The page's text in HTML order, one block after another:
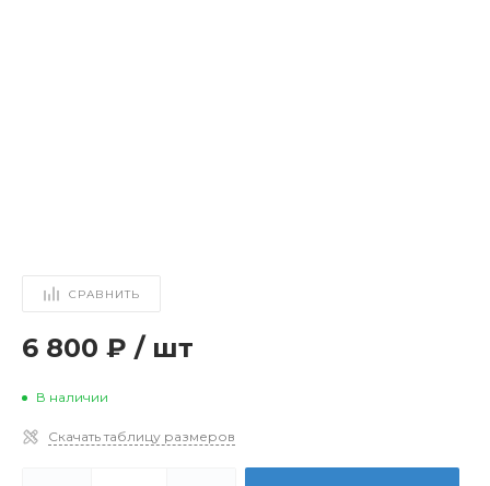
СРАВНИТЬ
6 800 ₽ / шт
В наличии
Скачать таблицу размеров